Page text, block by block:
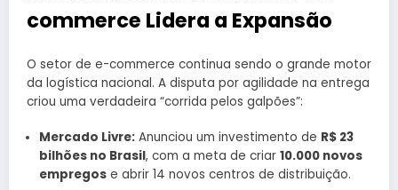
commerce Lidera a Expansão
O setor de e-commerce continua sendo o grande motor
da logística nacional. A disputa por agilidade na entrega
criou uma verdadeira “corrida pelos galpões”:
Mercado Livre:Anunciou um investimento de R$ 23
bilhões no Brasil, com a meta de criar 10.000 novos
empregose abrir 14 novos centros de distribuição.